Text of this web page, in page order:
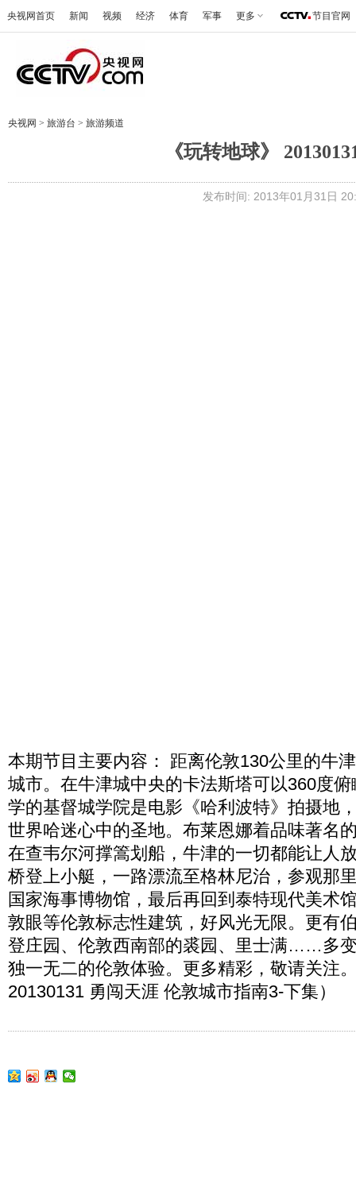
央视网首页 新闻 视频 经济 体育 军事 更多 节目官网
央视网 > 旅游台 > 旅游频道
《玩转地球》
发布时间: 2013年01月31日
本期节目主要内容： 距离伦敦130公里的牛
城市。在牛津城中央的卡法斯塔可以360度
学的基督城学院是电影《哈利波特》拍摄地
世界哈迷心中的圣地。布莱恩娜着品味著名
在查韦尔河撑篙划船，牛津的一切都能让人
桥登上小艇，一路漂流至格林尼治，参观那
国家海事博物馆，最后再回到泰特现代美术
敦眼等伦敦标志性建筑，好风光无限。更有
登庄园、伦敦西南部的裘园、里士满……多
独一无二的伦敦体验。更多精彩，敬请关注
20130131 勇闯天涯 伦敦城市指南3-下集）